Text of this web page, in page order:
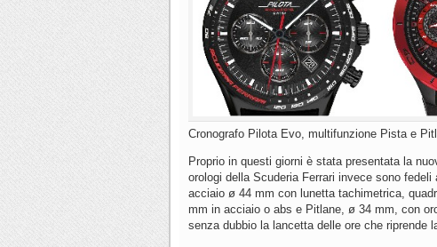
Cronografo Pilota Evo, multifunzione Pista e
Proprio in questi giorni è stata presentata la
orologi della Scuderia Ferrari invece sono
acciaio ø 44 mm con lunetta tachimetrica,
mm in acciaio o abs e Pitlane, ø 34 mm, con
senza dubbio la lancetta delle ore che riprende